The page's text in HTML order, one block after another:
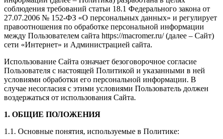
соблюдения требований статьи 18.1 Федерального закона от
27.07.2006 № 152-ФЗ «О персональных данных» и регулирует
правоотношения по обработке персональной информации
между Пользователем сайта https://macromer.ru/ (далее – Сайт)
сети «Интернет» и Администрацией сайта.
Использование Сайта означает безоговорочное согласие
Пользователя с настоящей Политикой и указанными в ней
условиями обработки его персональной информации. В
случае несогласия с этими условиями Пользователь должен
воздержаться от использования Сайта.
1. ОБЩИЕ ПОЛОЖЕНИЯ
1.1. Основные понятия, используемые в Политике: